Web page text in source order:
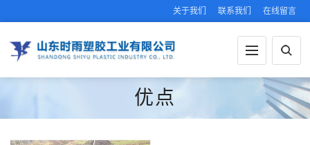
关于我们 联系我们 在线留言
优点